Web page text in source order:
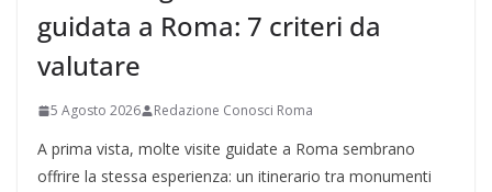
guidata a Roma: 7 criteri da
valutare
5 Agosto 2026 Redazione Conosci Roma
A prima vista, molte visite guidate a Roma sembrano
offrire la stessa esperienza: un itinerario tra monumenti